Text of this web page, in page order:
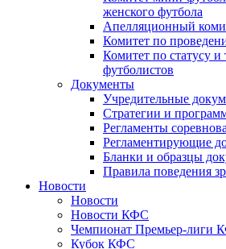
женского футбола
Апелляционный
Комитет по
Комитет по статусу и
футболистов
Документы
Учредительные
Стратегии и
Регламенты
Регламентирующие
Бланки и образцы
Правила поведения
Новости
Новости
Новости КФС
Чемпионат Премьер-лиги
Кубок КФС